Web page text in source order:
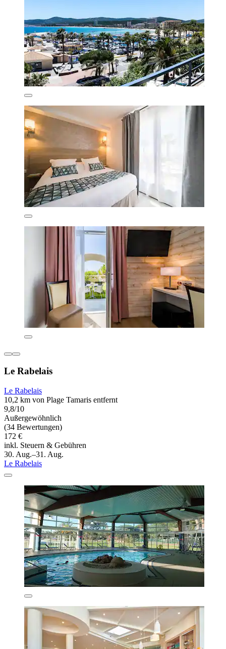
Le Rabelais
Le Rabelais
10,2 km von Plage Tamaris entfernt
9,8/10
Außergewöhnlich
(34 Bewertungen)
172 €
inkl. Steuern & Gebühren
30. Aug.–31. Aug.
Le Rabelais